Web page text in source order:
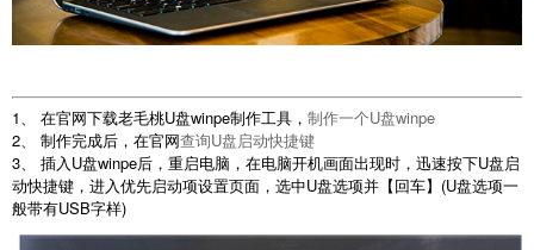
1、 在官网下载老毛桃U盘winpe制作工具， 制作一个U盘winpe
2、 制作完成后，在官网查询U盘启动快捷键
3、 插入U盘winpe后，重启电脑，在电脑开机画面出现时，迅速按下U盘启
动快捷键，进入优先启动项设置页面，选中U盘选项并【回车】(U盘选项一
般带有USB字样)